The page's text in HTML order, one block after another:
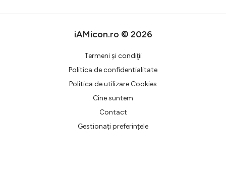
Intră în cont
Creează cont
iAMicon.ro © 2026
Termeni şi condiţii
Politica de confidentialitate
Politica de utilizare Cookies
Cine suntem
Contact
Gestionați preferințele